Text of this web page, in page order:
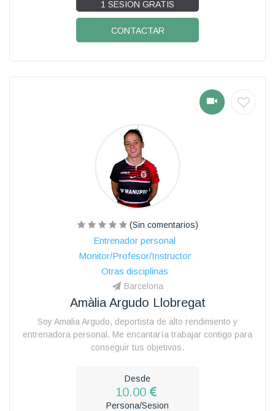
1 SESIÓN GRATIS
CONTACTAR
(Sin comentarios)
Entrenador personal
Monitor/Profesor/Instructor
Otras disciplinas
Barcelona
Amàlia Argudo Llobregat
Soy Amalia Argudo, deportista de alto rendimiento y
entrenadora personal. Me encantaría trabajar contigo para
conseguir tus objetivos.
Desde
10.00
Persona/Sesion